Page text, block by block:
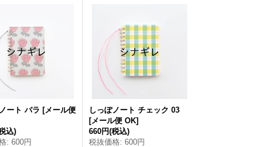
ート バラ [メール便
込)
: 600円
しっぽノート チェック 03
[メール便 OK]
660円(税込)
税抜価格: 600円